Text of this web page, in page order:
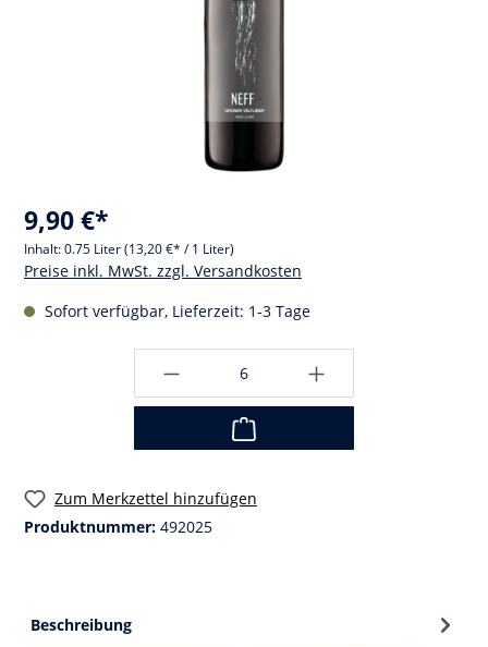
9,90 €*
Inhalt:0.75 Liter(13,20 €* / 1 Liter)
Preise inkl. MwSt. zzgl. Versandkosten
Sofort verfügbar, Lieferzeit: 1-3 Tage
Zum Merkzettel hinzufügen
Produktnummer: 492025
Beschreibung